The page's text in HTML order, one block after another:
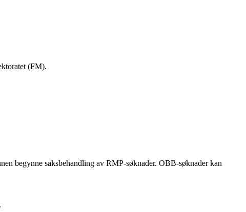
(FM).
begynne saksbehandling av RMP-søknader. OBB-søknader kan